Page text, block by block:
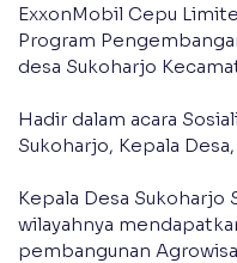
ExxonMobil Cepu
Program
desa Sukoharjo
Hadir dalam acara
Sukoharjo, Kepala
Kepala Desa Sukoharjo
wilayahnya
pembangunan